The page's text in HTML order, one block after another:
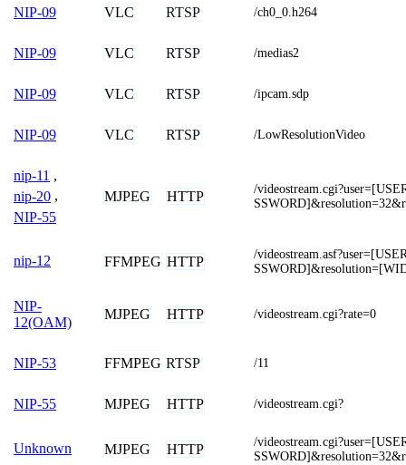
NIP-09 VLC RTSP /ch0_0.h264
NIP-09 VLC RTSP /medias2
NIP-09 VLC RTSP /ipcam.sdp
NIP-09 VLC RTSP /LowResolutionVideo
nip-11 ,
nip-20 ,
NIP-55
MJPEG HTTP
/
nip-12 FFMPEG HTTP
/
NIP-
12(OAM)
MJPEG HTTP /videostream.cgi?rate=0
NIP-53 FFMPEG RTSP /11
NIP-55 MJPEG HTTP /videostream.cgi?
Unknown MJPEG HTTP
/